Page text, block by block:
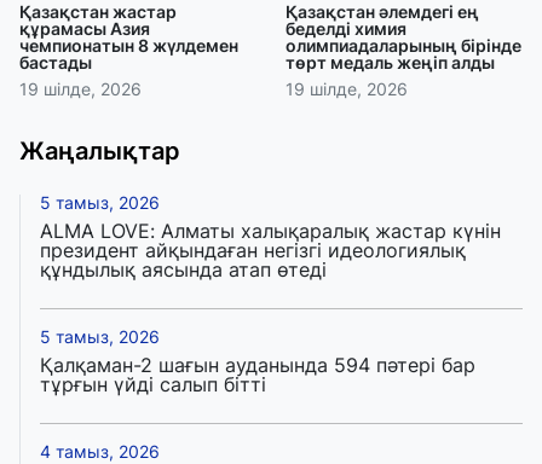
Қазақстан жастар
құрамасы Азия
чемпионатын 8 жүлдемен
бастады
19 шілде, 2026
Қазақстан әлемдегі ең
беделді химия
олимпиадаларының бірінде
төрт медаль жеңіп алды
19 шілде, 2026
Жаңалықтар
5 тамыз, 2026
ALMA LOVE: Алматы халықаралық жастар күнін
президент айқындаған негізгі идеологиялық
құндылық аясында атап өтеді
5 тамыз, 2026
Қалқаман-2 шағын ауданында 594 пәтері бар
тұрғын үйді салып бітті
4 тамыз, 2026